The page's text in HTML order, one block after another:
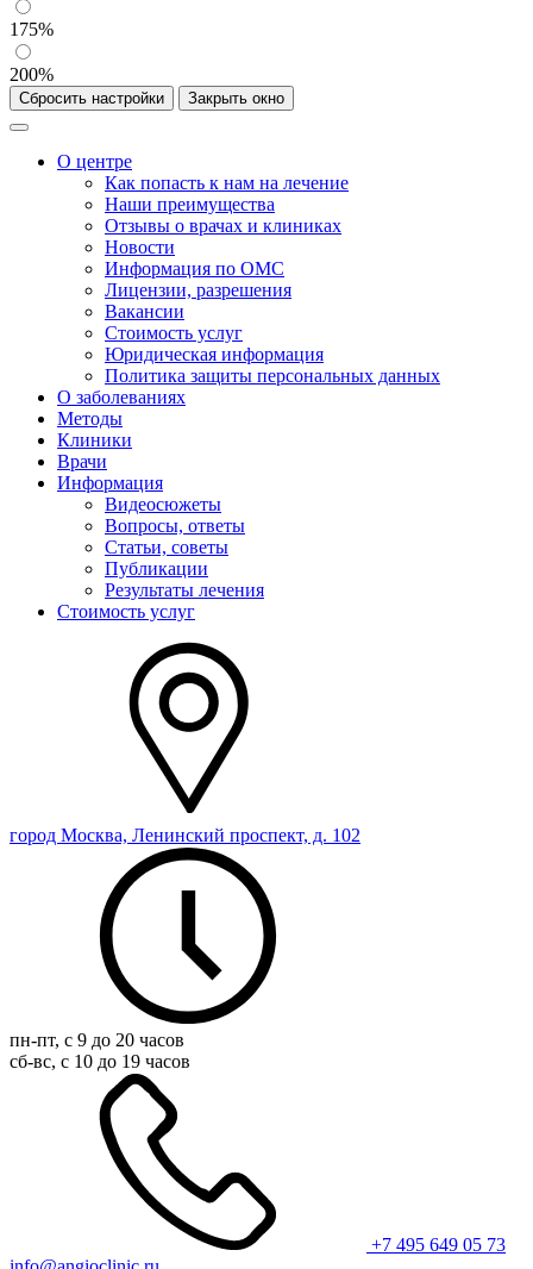
175%
200%
Сбросить настройки Закрыть окно
О центре
Как попасть к нам на лечение
Наши преимущества
Отзывы о врачах и клиниках
Новости
Информация по ОМС
Лицензии, разрешения
Вакансии
Стоимость услуг
Юридическая информация
Политика защиты персональных данных
О заболеваниях
Методы
Клиники
Врачи
Информация
Видеосюжеты
Вопросы, ответы
Статьи, советы
Публикации
Результаты лечения
Стоимость услуг
город Москва, Ленинский проспект, д. 102
пн-пт, с 9 до 20 часов
сб-вс, с 10 до 19 часов
+7 495 649 05 73